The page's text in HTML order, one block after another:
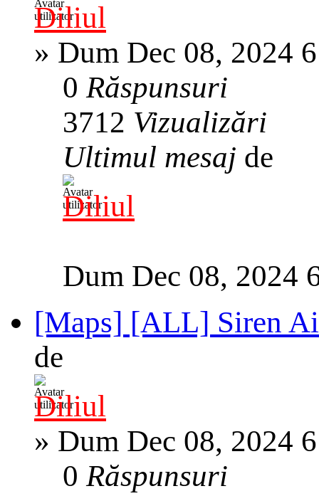
Diliul
» Dum Dec 08, 2024
0Răspunsuri
3712 Vizualizări
Ultimul mesaj de
Diliul
Dum Dec 08, 2024
[Maps] [ALL] Siren
de
Diliul
» Dum Dec 08, 2024
0Răspunsuri